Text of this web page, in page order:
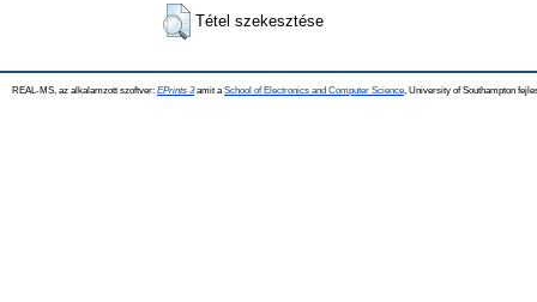
Tétel szekesztése
REAL-MS, az alkalamzott szoftver: EPrints 3amit a School of Electronics and Computer Science , University of Southampton